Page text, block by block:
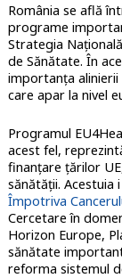
România se află
programe
Strategia
de Sănătate. În
importanța
care apar la nivel
Programul
acest fel,
finanțare țărilor
sănătății. Acestuia
Împotriva
Cercetare în
Horizon Europe,
sănătate
reforma sistemul